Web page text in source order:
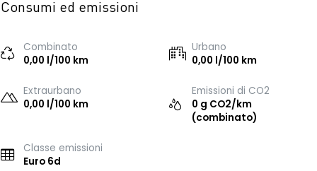
Consumi ed emissioni
Combinato
0,00 l/100 km
Urbano
0,00 l/100 km
Extraurbano
0,00 l/100 km
Emissioni di CO2
0 g CO2/km
(combinato)
Classe emissioni
Euro 6d